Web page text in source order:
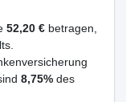
52,20 € betragen,
8,75% des